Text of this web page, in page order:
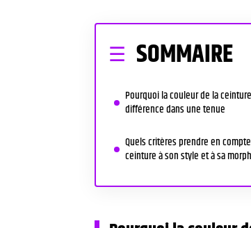
SOMMAIRE
Pourquoi la couleur de la
différence dans une tenue
Quels critères prendre en
ceinture à son style et à sa